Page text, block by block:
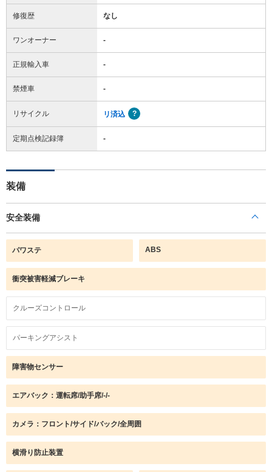
修復歴 なし
ワンオーナー -
正規輸入車 -
禁煙車 -
リサイクル リ済込
定期点検記録簿 -
装備
安全装備
パワステ ABS
衝突被害軽減ブレーキ
クルーズコントロール
パーキングアシスト
障害物センサー
エアバック：運転席/助手席/-/-
カメラ：フロント/サイド/バック/全周囲
横滑り防止装置